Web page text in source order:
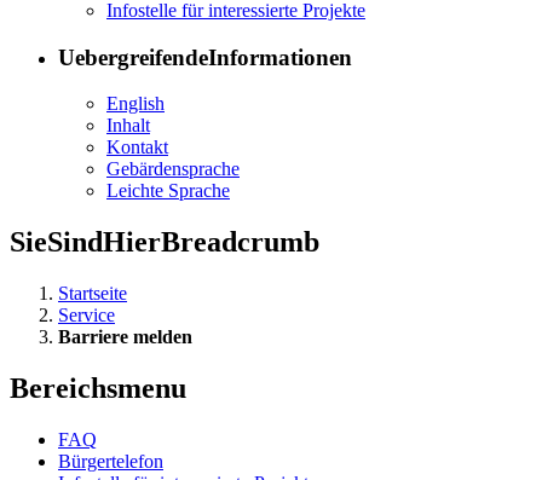
In­fo­stel­le für in­ter­es­sier­te Pro­jek­te
UebergreifendeInformationen
English
In­halt
Kon­takt
Ge­bär­den­spra­che
Leich­te Spra­che
SieSindHierBreadcrumb
Startseite
Service
Barriere melden
Bereichsmenu
FAQ
Bür­ger­te­le­fon